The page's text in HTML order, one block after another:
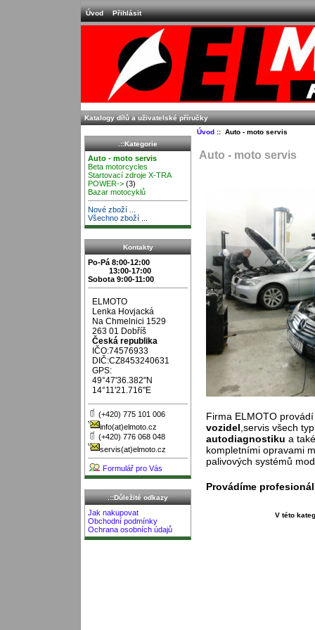
Úvod Přihlásit
Katalogy dílů a uživatelské příručky
.::Kategorie
Auto - moto servis
Beta motorcycles
Startovací zdroje X-TRA
POWER-> (3)
Bazar motocyklů
Nové zboží ...
Všechno zboží ...
Kontakty
Po-Pá 8:00-12:00
13:00-17:00
Sobota 9:00-11:00
ELMOTO
Lenka Hovjacká
Na Chmelnici 1529
263 01 Dobříš
Česká republika
IČO:74576933
DIČ:CZ8453240631
GPS:
49°47'36.382"N
14°11'21.716"E
(+420) 775 101 006
info(at)elmoto.cz
(+420) 776 068 048
servis(at)elmoto.cz
Formulář pro Vás
.::Důležité odkazy
Jak nakupovat
Obchodní podmínky
Ochrana osobních údajů
Úvod:: Auto - moto servis
Auto - moto servis
Firma ELMOTO
vozidel ,servis všech
autodiagnostiku a
kompletními opravami
palivových systémů
Provádíme
V této